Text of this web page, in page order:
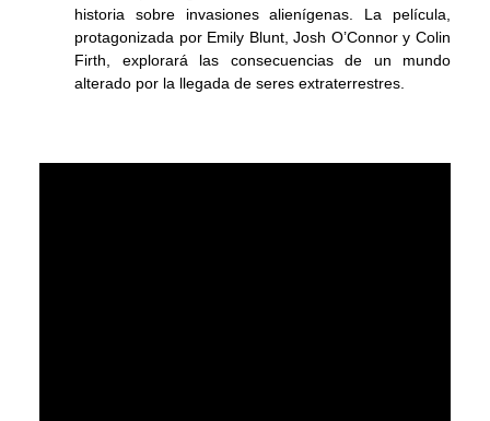
historia sobre invasiones alienígenas. La película,
protagonizada por Emily Blunt, Josh O’Connor y Colin
Firth, explorará las consecuencias de un mundo
alterado por la llegada de seres extraterrestres.